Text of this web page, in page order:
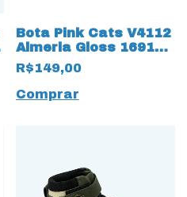
Bota Pink Cats V4112
Almeria Gloss 16910
Rosa
R$149,00
Comprar